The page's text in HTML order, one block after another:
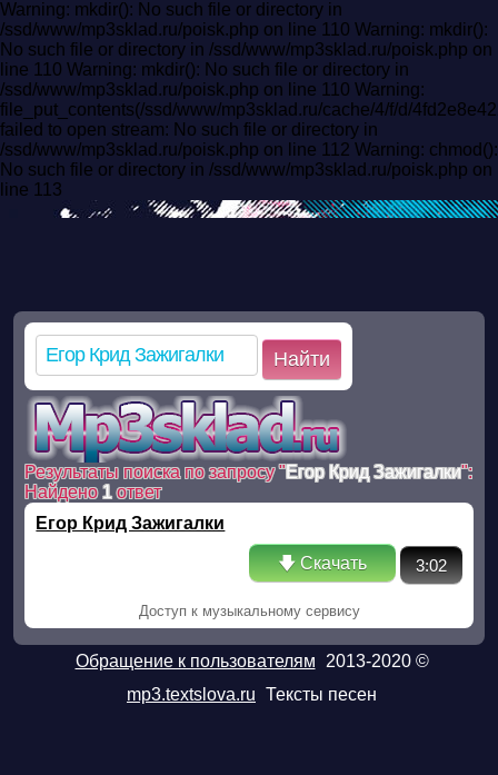
Warning: mkdir(): No such file or directory in
/ssd/www/mp3sklad.ru/poisk.php on line 110 Warning: mkdir():
No such file or directory in /ssd/www/mp3sklad.ru/poisk.php on
line 110 Warning: mkdir(): No such file or directory in
/ssd/www/mp3sklad.ru/poisk.php on line 110 Warning:
file_put_contents(/ssd/www/mp3sklad.ru/cache/4/f/d/
failed to open stream: No such file or directory in
/ssd/www/mp3sklad.ru/poisk.php on line 112 Warning: chmod():
No such file or directory in /ssd/www/mp3sklad.ru/poisk.php on
line 113
Найти
Результаты поиска по запросу "Егор Крид Зажигалки":
Найдено1ответ
Егор Крид Зажигалки
🡇 Скачать 3:02
Доступ к музыкальному сервису
Обращение к пользователям
2013-2020 ©
mp3.textslova.ru Тексты песен